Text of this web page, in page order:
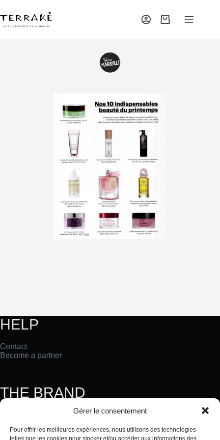
Gérer le consentement
Pour offrir les meilleures expériences, nous utilisons des technologies
telles que les cookies pour stocker et/ou accéder aux informations des
HELP
Contact
Become a partner
THE BRAND
The TERRAKÉ Blog